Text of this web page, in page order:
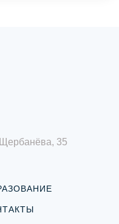
Щербанёва, 35